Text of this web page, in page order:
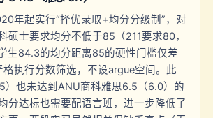
年起实行“择优录取+均分分级制”，对
硕士要求均分不低于85（211要求80，
生84.3的均分距离85的硬性门槛仅差
执行分数筛选，不设argue空间。此
）也未达到ANU商科雅思6.5（6.0）的
分达标也需要配语言班，进一步降低了